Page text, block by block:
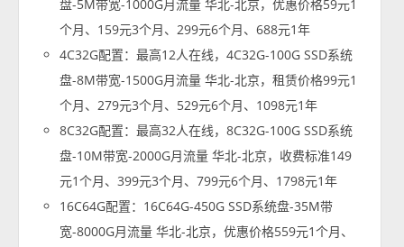
盘-5M带宽-1000G月流量 华北-北京，优惠价格59元1
个月、159元3个月、299元6个月、688元1年
4C32G配置：最高12人在线，4C32G-100G SSD系统
盘-8M带宽-1500G月流量 华北-北京，租赁价格99元1
个月、279元3个月、529元6个月、1098元1年
8C32G配置：最高32人在线，8C32G-100G SSD系统
盘-10M带宽-2000G月流量 华北-北京，收费标准149
元1个月、399元3个月、799元6个月、1798元1年
16C64G配置：16C64G-450G SSD系统盘-35M带
宽-8000G月流量 华北-北京，优惠价格559元1个月、